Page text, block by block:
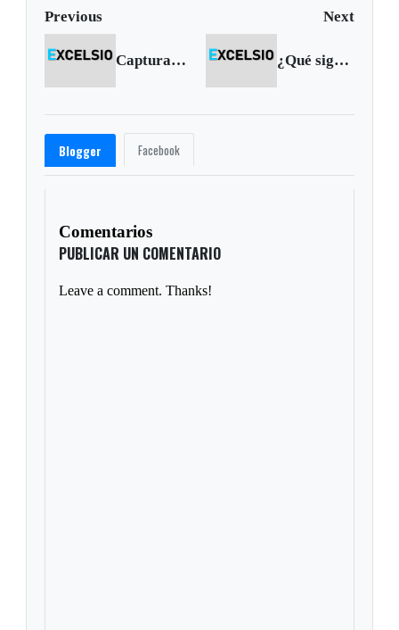
Previous Next
Capturan en Pajarito a un terrorista de las Farc ¿Qué significa?: secta
Blogger Facebook
Comentarios
PUBLICAR UN COMENTARIO
Leave a comment. Thanks!